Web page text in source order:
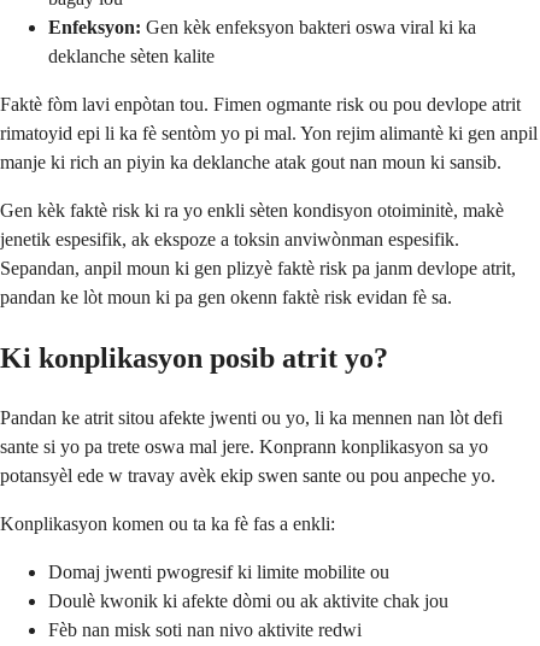
Enfeksyon: Gen kèk enfeksyon bakteri oswa viral ki ka
deklanche sèten kalite
Faktè fòm lavi enpòtan tou. Fimen ogmante risk ou pou devlope atrit
rimatoyid epi li ka fè sentòm yo pi mal. Yon rejim alimantè ki gen anpil
manje ki rich an piyin ka deklanche atak gout nan moun ki sansib.
Gen kèk faktè risk ki ra yo enkli sèten kondisyon otoiminitè, makè
jenetik espesifik, ak ekspoze a toksin anviwònman espesifik.
Sepandan, anpil moun ki gen plizyè faktè risk pa janm devlope atrit,
pandan ke lòt moun ki pa gen okenn faktè risk evidan fè sa.
Ki konplikasyon posib atrit yo?
Pandan ke atrit sitou afekte jwenti ou yo, li ka mennen nan lòt defi
sante si yo pa trete oswa mal jere. Konprann konplikasyon sa yo
potansyèl ede w travay avèk ekip swen sante ou pou anpeche yo.
Konplikasyon komen ou ta ka fè fas a enkli:
Domaj jwenti pwogresif ki limite mobilite ou
Doulè kwonik ki afekte dòmi ou ak aktivite chak jou
Fèb nan misk soti nan nivo aktivite redwi